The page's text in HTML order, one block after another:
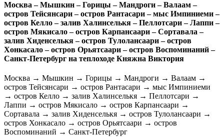
Москва – Мышкин – Горицы – Мандроги – Валаам –
остров Тейсянсари – остров Рантасари – мыс Импиниеми –
остров Келло – залив Халинселькя – Пеллотсари – Лаппи –
остров Мякисало – остров Карпансаари – Сортавала –
залив Хиденселькя – остров Тулолансаари – остров
Хонкасало – остров Орьятсаари – остров Воспоминаний –
Санкт-Петербург на теплоходе Княжна Виктория
Москва → Мышкин → Горицы → Мандроги → Валаам →
остров Тейсянсари → остров Рантасари → мыс Импиниеми
→ остров Келло → залив Халинселькя → Пеллотсари →
Лаппи → остров Мякисало → остров Карпансаари →
Сортавала → залив Хиденселькя → остров Тулолансаари →
остров Хонкасало → остров Орьятсаари → остров
Воспоминаний → Санкт-Петербург